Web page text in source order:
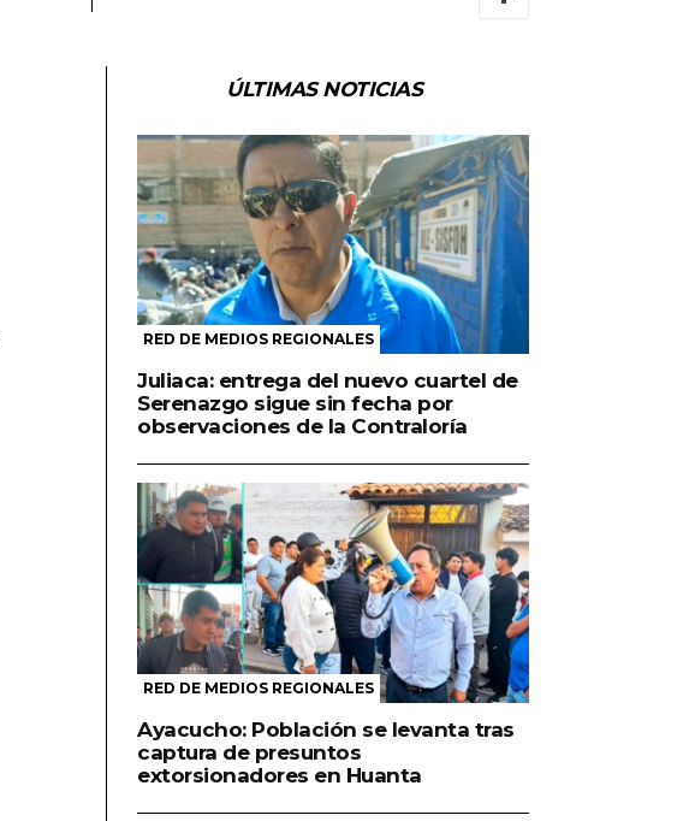
ÚLTIMAS NOTICIAS
RED DE MEDIOS REGIONALES
Juliaca: entrega del nuevo cuartel de
Serenazgo sigue sin fecha por
observaciones de la Contraloría
RED DE MEDIOS REGIONALES
Ayacucho: Población se levanta tras
captura de presuntos
extorsionadores en Huanta